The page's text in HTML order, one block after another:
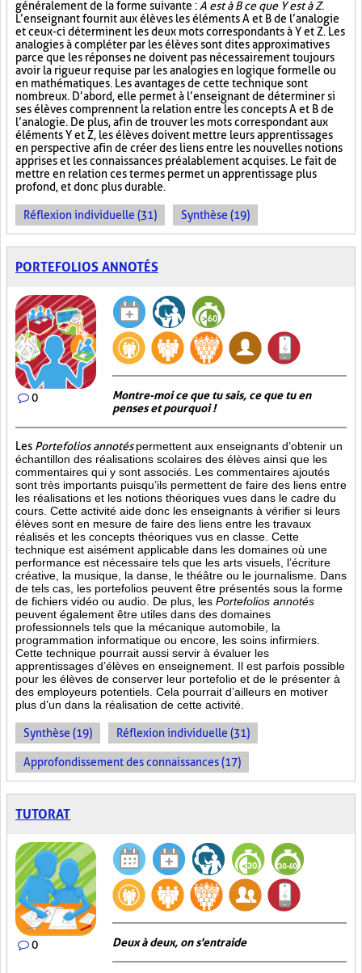
généralement de la forme suivante : A est à B ce que Y est à Z.
L’enseignant fournit aux élèves les éléments A et B de l’analogie
et ceux-ci déterminent les deux mots correspondants à Y et Z. Les
analogies à compléter par les élèves sont dites approximatives
parce que les réponses ne doivent pas nécessairement toujours
avoir la rigueur requise par les analogies en logique formelle ou
en mathématiques. Les avantages de cette technique sont
nombreux. D’abord, elle permet à l’enseignant de déterminer si
ses élèves comprennent la relation entre les concepts A et B de
l’analogie. De plus, afin de trouver les mots correspondant aux
éléments Y et Z, les élèves doivent mettre leurs apprentissages
en perspective afin de créer des liens entre les nouvelles notions
apprises et les connaissances préalablement acquises. Le fait de
mettre en relation ces termes permet un apprentissage plus
profond, et donc plus durable.
Réflexion individuelle (31) Synthèse (19)
PORTEFOLIOS ANNOTÉS
0
Montre-moi ce que tu sais, ce que tu en
penses et pourquoi !
Les Portefolios annotés permettent aux enseignants d’obtenir un
échantillon des réalisations scolaires des élèves ainsi que les
commentaires qui y sont associés. Les commentaires ajoutés
sont très importants puisqu’ils permettent de faire des liens entre
les réalisations et les notions théoriques vues dans le cadre du
cours. Cette activité aide donc les enseignants à vérifier si leurs
élèves sont en mesure de faire des liens entre les travaux
réalisés et les concepts théoriques vus en classe. Cette
technique est aisément applicable dans les domaines où une
performance est nécessaire tels que les arts visuels, l’écriture
créative, la musique, la danse, le théâtre ou le journalisme. Dans
de tels cas, les portefolios peuvent être présentés sous la forme
de fichiers vidéo ou audio. De plus, les Portefolios annotés
peuvent également être utiles dans des domaines
professionnels tels que la mécanique automobile, la
programmation informatique ou encore, les soins infirmiers.
Cette technique pourrait aussi servir à évaluer les
apprentissages d’élèves en enseignement. Il est parfois possible
pour les élèves de conserver leur portefolio et de le présenter à
des employeurs potentiels. Cela pourrait d’ailleurs en motiver
plus d’un dans la réalisation de cette activité.
Synthèse (19) Réflexion individuelle (31)
Approfondissement des connaissances (17)
TUTORAT
0 Deux à deux, on s'entraide